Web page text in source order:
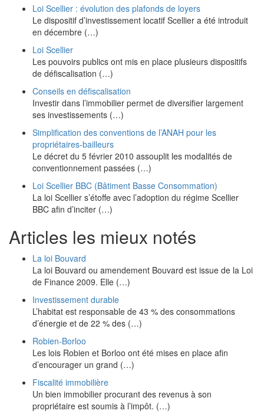
Loi Scellier : évolution des plafonds de loyers
Le dispositif d’investissement locatif Scellier a été introduit
en décembre (…)
Loi Scellier
Les pouvoirs publics ont mis en place plusieurs dispositifs
de défiscalisation (…)
Conseils en défiscalisation
Investir dans l’immobilier permet de diversifier largement
ses investissements (…)
Simplification des conventions de l’ANAH pour les
propriétaires-bailleurs
Le décret du 5 février 2010 assouplit les modalités de
conventionnement passées (…)
Loi Scellier BBC (Bâtiment Basse Consommation)
La loi Scellier s’étoffe avec l’adoption du régime Scellier
BBC afin d’inciter (…)
Articles les mieux notés
La loi Bouvard
La loi Bouvard ou amendement Bouvard est issue de la Loi
de Finance 2009. Elle (…)
Investissement durable
L’habitat est responsable de 43 % des consommations
d’énergie et de 22 % des (…)
Robien-Borloo
Les lois Robien et Borloo ont été mises en place afin
d’encourager un grand (…)
Fiscalité immobilière
Un bien immobilier procurant des revenus à son
propriétaire est soumis à l’impôt. (…)